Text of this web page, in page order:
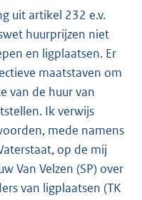
uit artikel 232 e.v.
huurprijzen niet
en ligplaatsen. Er
maatstaven om
van de huur van
Ik verwijs
mede namens
op de mij
Van Velzen (SP) over
van ligplaatsen (TK